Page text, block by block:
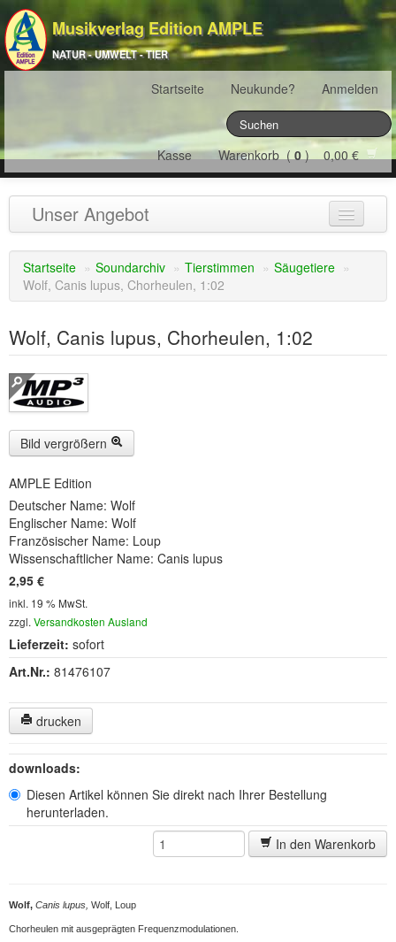
Musikverlag Edition AMPLE
NATUR - UMWELT - TIER
Startseite Neukunde? Anmelden
Kasse Warenkorb (0) 0,00 €
Unser Angebot
NATURJAHR(12)
ÖSTERREICH (22)
SCHWEIZ(16)
Buckelwiesen und Karwendelgebirge
Serie ENTSPANNUNG NATUR
SOFORT HERUNTERLADEN
CD-ROM-MP3/DVD-ROM-MP3
DVD-Videos
Spezial, Buch(28)
Engl./Franz. Produkte(33)
Soundarchiv
Startseite » Soundarchiv » Tierstimmen » Säugetiere »
Wolf, Canis lupus, Chorheulen, 1:02
Wolf, Canis lupus, Chorheulen, 1:02
Bild vergrößern
AMPLE Edition
Deutscher Name: Wolf
Englischer Name: Wolf
Französischer Name: Loup
Wissenschaftlicher Name: Canis lupus
2,95 €
inkl. 19 % MwSt.
zzgl. Versandkosten Ausland
Lieferzeit: sofort
Art.Nr.: 81476107
drucken
downloads:
Diesen Artikel können Sie direkt nach Ihrer Bestellung
herunterladen.
In den Warenkorb
Wolf, Canis lupus, Wolf, Loup
Chorheulen mit ausgeprägten Frequenzmodulationen.